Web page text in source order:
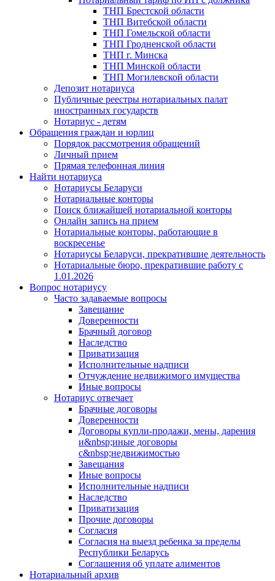
ТНП Брестской области
ТНП Витебской области
ТНП Гомельской области
ТНП Гродненской области
ТНП г. Минска
ТНП Минской области
ТНП Могилевской области
Депозит нотариуса
Публичные реестры нотариальных палат
иностранных государств
Нотариус - детям
Обращения граждан и юрлиц
Порядок рассмотрения обращений
Личный прием
Прямая телефонная линия
Найти нотариуса
Нотариусы Беларуси
Нотариальные конторы
Поиск ближайшей нотариальной конторы
Онлайн запись на прием
Нотариальные конторы, работающие в
воскресенье
Нотариусы Беларуси, прекратившие деятельность
Нотариальные бюро, прекратившие работу с
1.01.2026
Вопрос нотариусу
Часто задаваемые вопросы
Завещание
Доверенности
Брачный договор
Наследство
Приватизация
Исполнительные надписи
Отчуждение недвижимого имущества
Иные вопросы
Нотариус отвечает
Брачные договоры
Доверенности
Договоры купли-продажи, мены, дарения
и&nbsp;иные договоры
с&nbsp;недвижимостью
Завещания
Иные вопросы
Исполнительные надписи
Наследство
Приватизация
Прочие договоры
Согласия
Согласия на выезд ребенка за пределы
Республики Беларусь
Соглашения об уплате алиментов
Нотариальный архив